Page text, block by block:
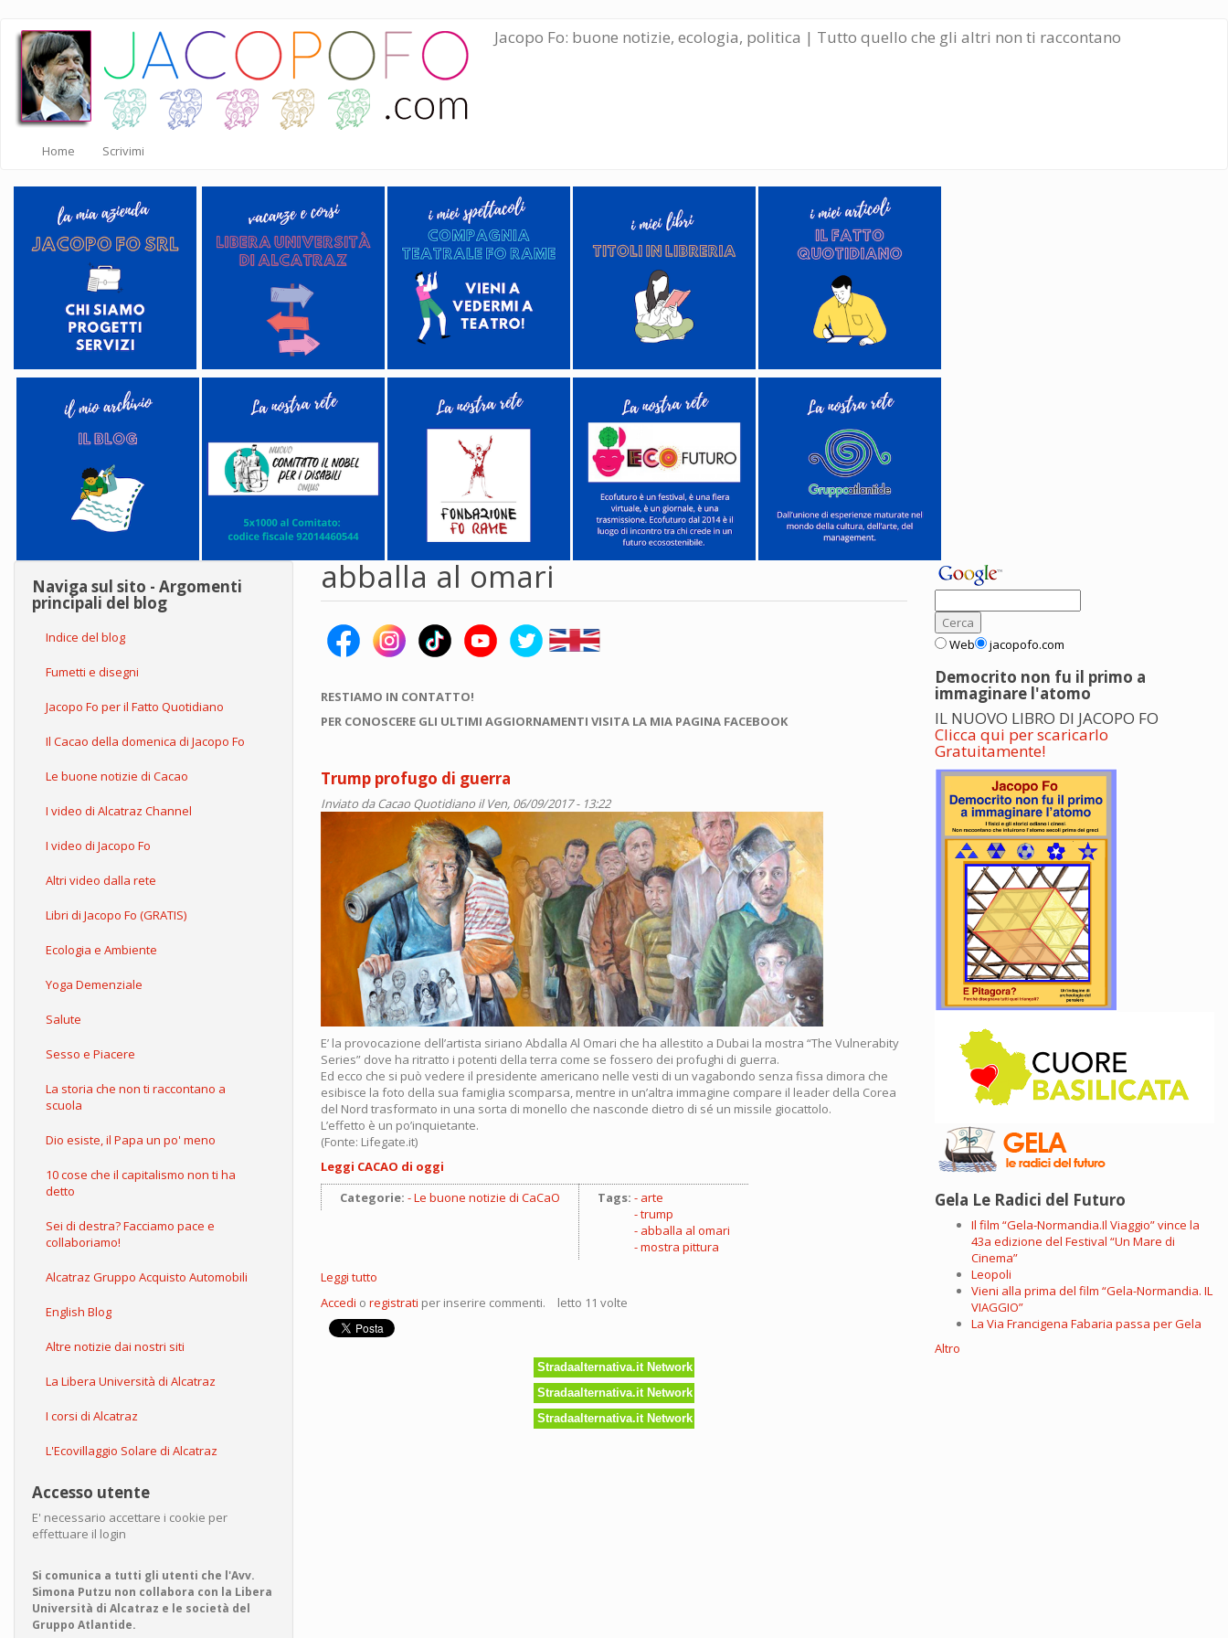
Salta
contenuto
principale
Jacopo Fo: buone notizie, ecologia, politica | Tutto quello che gli altri non ti raccontano
Home Scrivimi
Naviga sul sito - Argomenti
principali del blog
Indice del blog
Fumetti e disegni
Jacopo Fo per il Fatto Quotidiano
Il Cacao della domenica di Jacopo Fo
Le buone notizie di Cacao
I video di Alcatraz Channel
I video di Jacopo Fo
Altri video dalla rete
Libri di Jacopo Fo (GRATIS)
Ecologia e Ambiente
Yoga Demenziale
Salute
Sesso e Piacere
La storia che non ti raccontano a
scuola
Dio esiste, il Papa un po' meno
10 cose che il capitalismo non ti ha
detto
Sei di destra? Facciamo pace e
collaboriamo!
Alcatraz Gruppo Acquisto Automobili
English Blog
Altre notizie dai nostri siti
La Libera Università di Alcatraz
I corsi di Alcatraz
L'Ecovillaggio Solare di Alcatraz
Accesso utente
E' necessario accettare i cookie per
effettuare il login
Si comunica a tutti gli utenti che l'Avv.
Simona Putzu non collabora con la Libera
Università di Alcatraz e le società del
Gruppo Atlantide.
abballa al omari
RESTIAMO IN CONTATTO!
PER CONOSCERE GLI ULTIMI AGGIORNAMENTI VISITA LA MIA PAGINA FACEBOOK
Trump profugo di guerra
Inviato daCacao Quotidiano il Ven, 06/09/2017 - 13:22
E’ la provocazione dell’artista siriano Abdalla Al Omari che ha allestito a Dubai la mostra “The Vulnerabity
Series” dove ha ritratto i potenti della terra come se fossero dei profughi di guerra.
Ed ecco che si può vedere il presidente americano nelle vesti di un vagabondo senza fissa dimora che
esibisce la foto della sua famiglia scomparsa, mentre in un’altra immagine compare il leader della Corea
del Nord trasformato in una sorta di monello che nasconde dietro di sé un missile giocattolo.
L’effetto è un po’inquietante.
(Fonte: Lifegate.it)
Leggi CACAO di oggi
Categorie:
Le buone notizie di CaCaO Tags:
arte
trump
abballa al omari
mostra pittura
Leggi tutto
profugo
di
guerra
Accedi o registrati per inserire commenti. letto 11 volte
Stradaalternativa.it Network
Stradaalternativa.it Network
Stradaalternativa.it Network
Web jacopofo.com
Democrito non fu il primo a
immaginare l'atomo
IL NUOVO LIBRO DI JACOPO FO
Clicca qui per scaricarlo
Gratuitamente!
Gela Le Radici del Futuro
Il film “Gela-Normandia.Il Viaggio” vince la
43a edizione del Festival “Un Mare di
Cinema”
Leopoli
Vieni alla prima del film “Gela-Normandia. IL
VIAGGIO”
La Via Francigena Fabaria passa per Gela
Altro